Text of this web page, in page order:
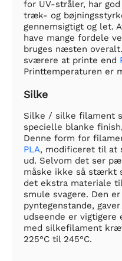
for UV-stråler, har
træk- og
gennemsigtigt og let.
have mange fordele
bruges næsten
sværere at printe end
Printtemperaturen er
Silke
Silke / silke filament
specielle blanke
Denne form for
PLA, modificeret til at
ud. Selvom det ser
måske ikke så stærkt
det ekstra materiale
smule svagere. Den
pyntegenstande,
udseende er vigtigere
med silkefilament
225°C til 245°C.